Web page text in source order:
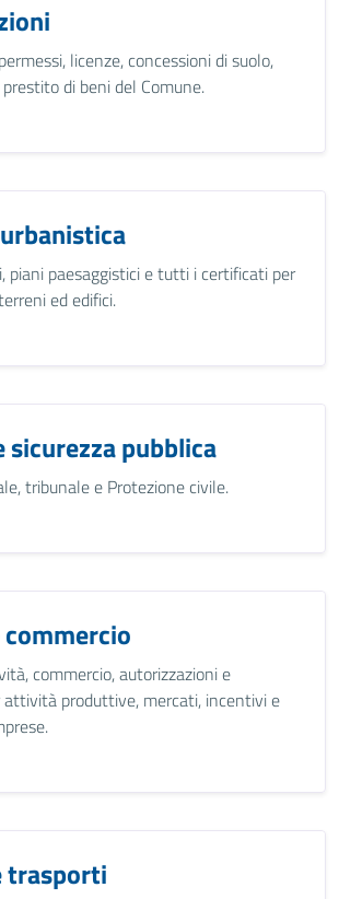
licenze, concessioni di suolo,
di beni del Comune.
piani paesaggistici e tutti i certificati per
ed edifici.
sicurezza pubblica
tribunale e Protezione civile.
commercio, autorizzazioni e
attività produttive, mercati, incentivi e
trasporti